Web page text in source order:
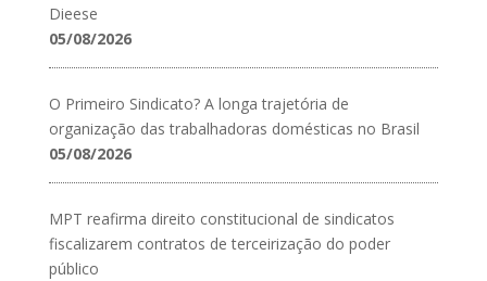
Dieese
05/08/2026
O Primeiro Sindicato? A longa trajetória de
organização das trabalhadoras domésticas no Brasil
05/08/2026
MPT reafirma direito constitucional de sindicatos
fiscalizarem contratos de terceirização do poder
público